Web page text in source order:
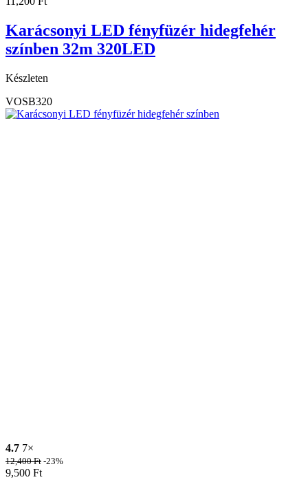
Karácsonyi LED fényfüzér hidegfehér
színben 32m 320LED
Készleten
VOSB320
4.7 7×
12,400Ft -23%
9,500 Ft